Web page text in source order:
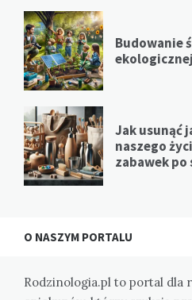
Budowanie
Jak usunąć
naszego
zabawek
O NASZYM PORTALU
Rodzinologia.pl to portal dla